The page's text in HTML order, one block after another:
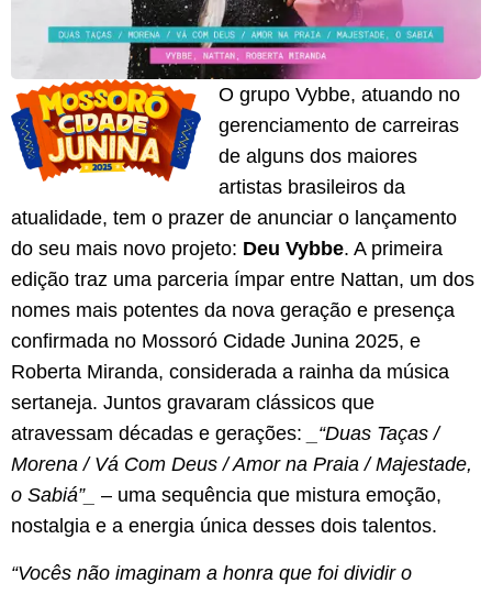
O grupo Vybbe, atuando no
gerenciamento de carreiras
de alguns dos maiores
artistas brasileiros da
atualidade, tem o prazer de anunciar o lançamento
do seu mais novo projeto: Deu Vybbe. A primeira
edição traz uma parceria ímpar entre Nattan, um dos
nomes mais potentes da nova geração e presença
confirmada no Mossoró Cidade Junina 2025, e
Roberta Miranda, considerada a rainha da música
sertaneja. Juntos gravaram clássicos que
atravessam décadas e gerações: _“Duas Taças /
Morena / Vá Com Deus / Amor na Praia / Majestade,
o Sabiá”_
– uma sequência que mistura emoção,
nostalgia e a energia única desses dois talentos.
“Vocês não imaginam a honra que foi dividir o